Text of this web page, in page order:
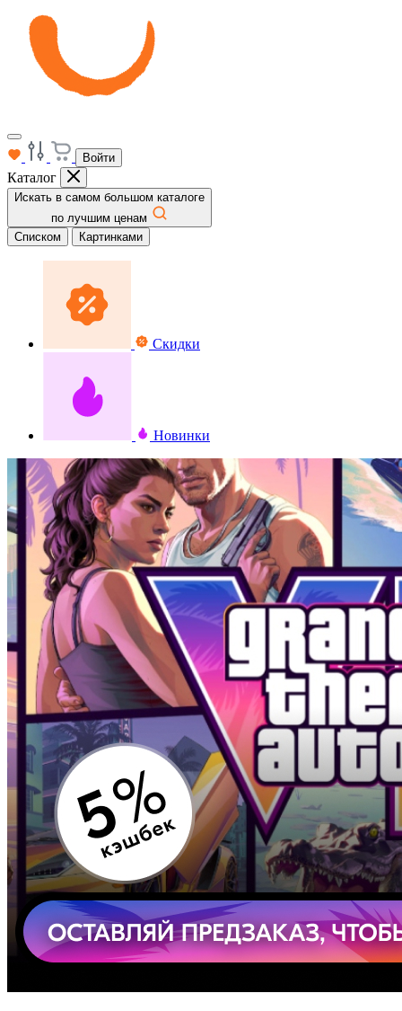
Войти
Каталог
Искать в самом большом каталоге
по лучшим ценам
Списком
Картинками
Скидки
Новинки